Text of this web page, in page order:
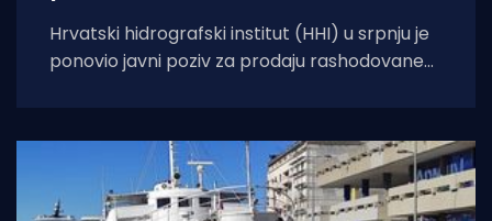
Hrvatski hidrografski institut (HHI) u srpnju je
ponovio javni poziv za prodaju rashodovane